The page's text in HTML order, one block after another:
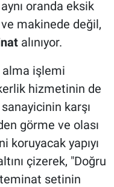
oranda eksik
makinede değil,
alınıyor.
alma işlemi
hizmetinin de
karşı
görme ve olası
koruyacak yapıyı
çizerek, "Doğru
setinin